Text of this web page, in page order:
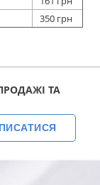
350 грн
ТА